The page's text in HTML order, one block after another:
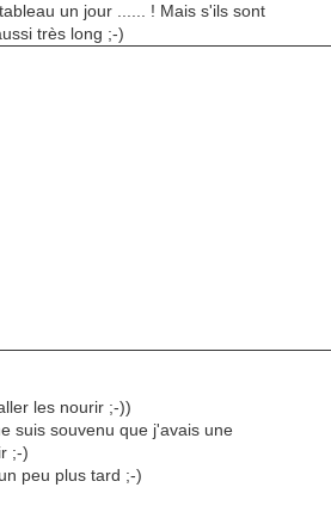
un jour ...... ! Mais s'ils sont
très long ;-)
les nourir ;-))
suis souvenu que j'avais une
;-)
peu plus tard ;-)